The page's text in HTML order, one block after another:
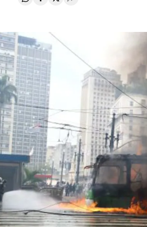
Compartir en Whatsapp
Compartir en Facebook
Compartir en Twitter
Desplegar Redes